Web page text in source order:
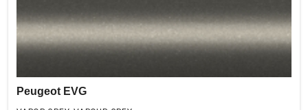
Peugeot EVG